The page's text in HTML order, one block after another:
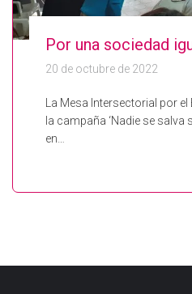
Por una sociedad
20 de octubre de 2022
La Mesa Intersectorial por
la campaña ‘Nadie se
en…